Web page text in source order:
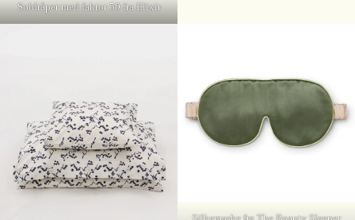
Soldråper med faktor 50 fra Elixir